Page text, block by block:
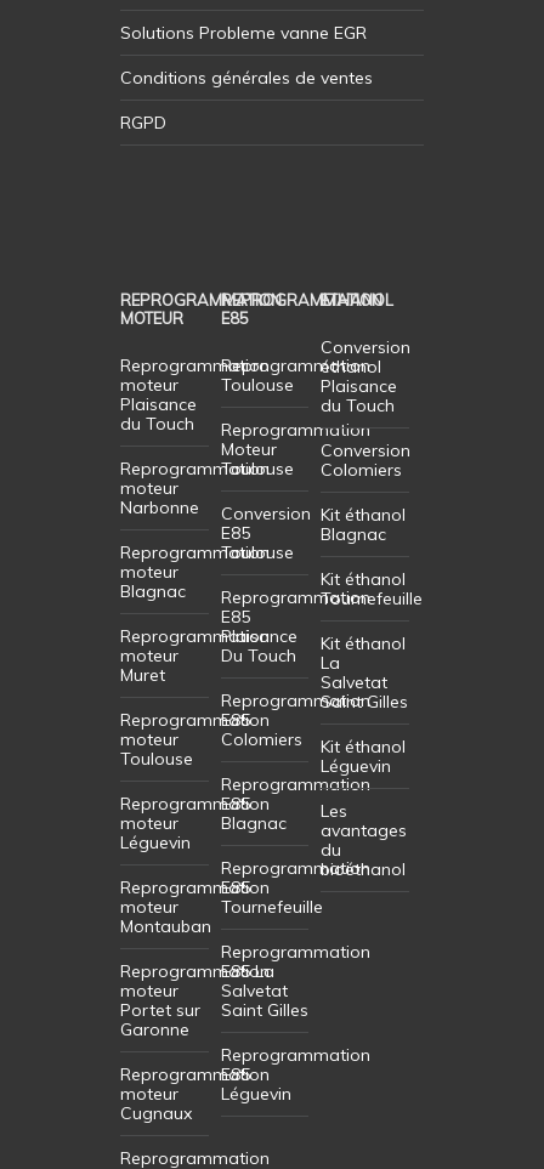
Solutions Probleme vanne EGR
Conditions générales de ventes
RGPD
REPROGRAMMATION
MOTEUR
Reprogrammation
moteur
Plaisance
du Touch
Reprogrammation
moteur
Narbonne
Reprogrammation
moteur
Blagnac
Reprogrammation
moteur
Muret
Reprogrammation
moteur
Toulouse
Reprogrammation
moteur
Léguevin
Reprogrammation
moteur
Montauban
Reprogrammation
moteur
Portet sur
Garonne
Reprogrammation
moteur
Cugnaux
Reprogrammation
REPROGRAMMATION
E85
Reprogrammation
Toulouse
Reprogrammation
Moteur
Toulouse
Conversion
E85
Toulouse
Reprogrammation
E85
Plaisance
Du Touch
Reprogrammation
E85
Colomiers
Reprogrammation
E85
Blagnac
Reprogrammation
E85
Tournefeuille
Reprogrammation
E85 La
Salvetat
Saint Gilles
Reprogrammation
E85
Léguevin
ETHANOL
Conversion
éthanol
Plaisance
du Touch
Conversion
Colomiers
Kit éthanol
Blagnac
Kit éthanol
Tournefeuille
Kit éthanol
La
Salvetat
Saint Gilles
Kit éthanol
Léguevin
Les
avantages
du
bioéthanol